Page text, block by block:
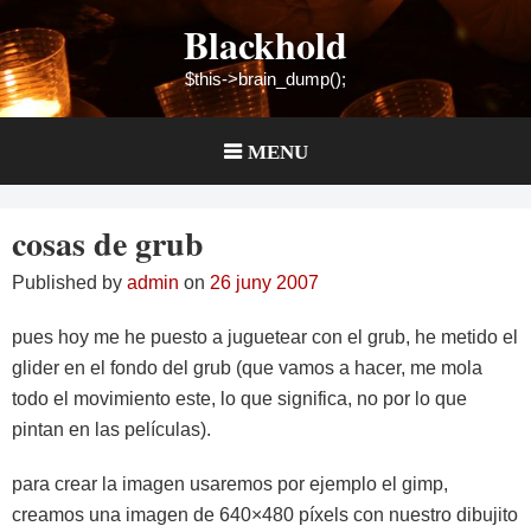
to
content
Blackhold
$this->brain_dump();
MENU
cosas de grub
Published by admin on 26 juny 2007
pues hoy me he puesto a juguetear con el grub, he metido el
glider en el fondo del grub (que vamos a hacer, me mola
todo el movimiento este, lo que significa, no por lo que
pintan en las películas).
para crear la imagen usaremos por ejemplo el gimp,
creamos una imagen de 640×480 píxels con nuestro dibujito